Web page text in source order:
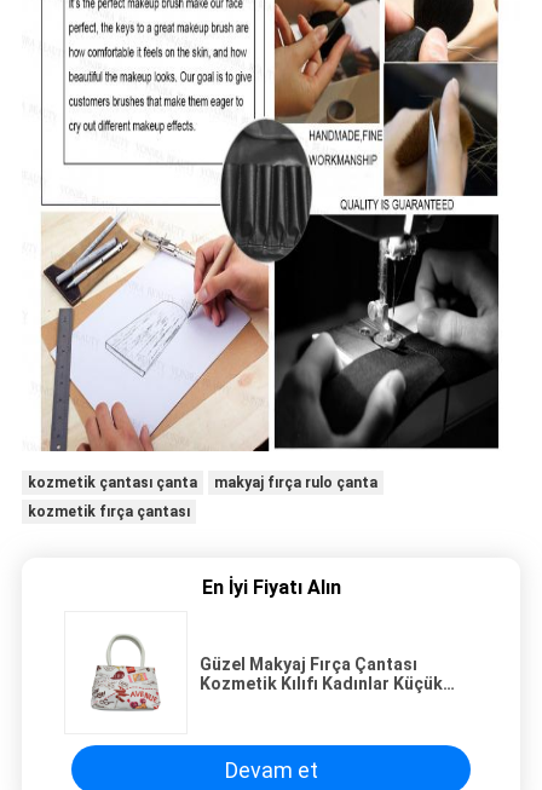
kozmetik çantası çanta
makyaj fırça rulo çanta
kozmetik fırça çantası
En İyi Fiyatı Alın
Güzel Makyaj Fırça Çantası
Kozmetik Kılıfı Kadınlar Küçük
Devam et